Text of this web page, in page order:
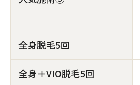
全身脱毛5回
全身＋VIO脱毛5回